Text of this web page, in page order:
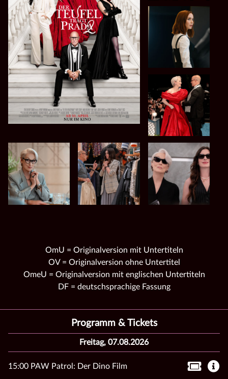
OmU = Originalversion mit Untertiteln
OV = Originalversion ohne Untertitel
OmeU = Originalversion mit englischen Untertiteln
DF = deutschsprachige Fassung
Programm & Tickets
Freitag, 07.08.2026
15:00 PAW Patrol: Der Dino Film